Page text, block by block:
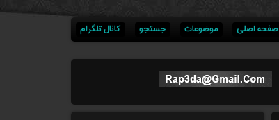
صفحه اصلی موضوعات جستجو کانال تلگرام